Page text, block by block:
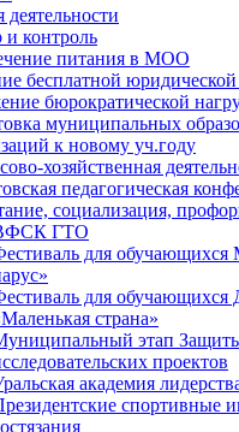
и контроль
питания в МОО
бесплатной
бюрократической
муниципальных
к новому уч.году
хозяйственная
педагогическая
социализация,
ГТО
для
для
страна»
этап
проектов
академия
спортивные